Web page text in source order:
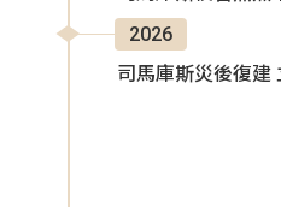
2026
司馬庫斯災後復建